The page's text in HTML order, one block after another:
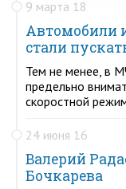
9 марта 18
Автомобили
стали
Тем не менее, в
предельно
скоростной
24 июня 16
Валерий
Бочкарева